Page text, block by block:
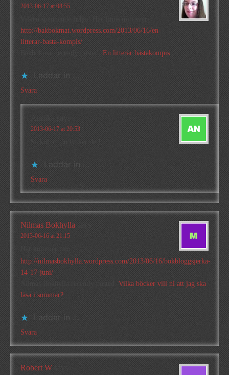
2013-06-17 at 08:55
http://bakbokmat.wordpress.com/2013/06/16/en-
litterar-basta-kompis/
En litterär bästakompis
Laddar in …
Svara
2013-06-17 at 20:53
Laddar in …
Svara
Nilmas Bokhylla
2013-06-16 at 21:15
http://nilmasbokhylla.wordpress.com/2013/06/16/bokbloggsjerka-
14-17-juni/
Vilka böcker vill ni att jag ska
läsa i sommar?
Laddar in …
Svara
Robert W says